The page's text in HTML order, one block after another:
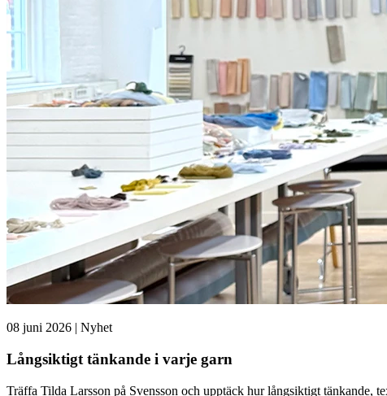
08 juni 2026 | Nyhet
Långsiktigt tänkande i varje garn
Träffa Tilda Larsson på Svensson och upptäck hur långsiktigt tänkande,